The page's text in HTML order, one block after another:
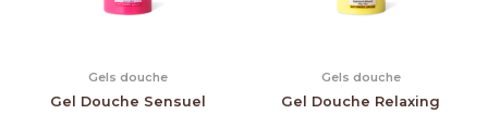
Gels douche
Gel Douche Sensuel
Gels douche
Gel Douche Relaxing